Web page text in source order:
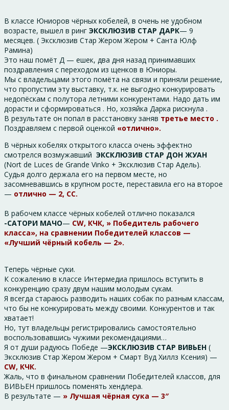
В классе Юниоров чёрных кобелей, в очень не удобном
возрасте, вышел в ринг ЭКСКЛЮЗИВ СТАР ДАРК— 9
месяцев. ( Эксклюзив Стар Жером Жером + Санта Юлф
Рамина)
Это наш помёт Д — ешек, два дня назад принимавших
поздравления с переходом из щенков в Юниоры.
Мы с владельцами этого помёта на связи и приняли решение,
что пропустим эту выставку, т.к. не выгодно конкурировать
недопёскам с полутора летними конкурентами. Надо дать им
дорасти и сформироваться . Но, хозяйка Дарка рискнула .
В результате он попал в расстановку заняв третье место .
Поздравляем с первой оценкой «отлично».
В чёрных кобелях открытого класса очень эффектно
смотрелся возмужавший ЭКСКЛЮЗИВ СТАР ДОН ЖУАН
(Nort de Luces de Grande Vinko + Эксклюзив Стар Адель).
Судья долго держала его на первом месте, но
засомневавшись в крупном росте, переставила его на второе
— отлично — 2, СС.
В рабочем классе чёрных кобелей отлично показался
-САТОРИ МАЧО— СW, КЧК, » Победитель рабочего
класса», на сравнении Победителей классов —
«Лучший чёрный кобель — 2».
Теперь чёрные суки.
К сожалению в классе Интермедиа пришлось вступить в
конкуренцию сразу двум нашим молодым сукам.
Я всегда стараюсь разводить наших собак по разным классам,
что бы не конкурировать между своими. Конкурентов и так
хватает!
Но, тут владельцы регистрировались самостоятельно
воспользовавшись чужими рекомендациями…
Я от души радуюсь Победе —ЭКСКЛЮЗИВ СТАР ВИВЬЕН (
Эксклюзив Стар Жером Жером + Смарт Вуд Хиллз Ксения) —
CW, КЧК.
Жаль, что в финальном сравнении Победителей классов, для
ВИВЬЕН пришлось поменять хендлера.
В результате — » Лучшая чёрная сука — 3″